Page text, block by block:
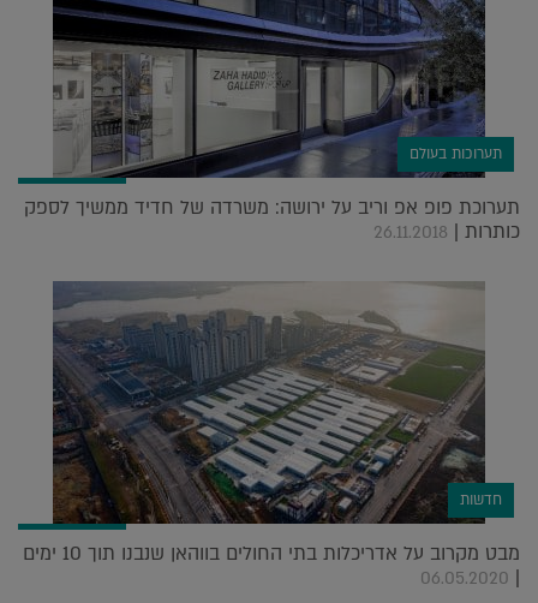
תערוכות בעולם
תערוכת פופ אפ וריב על ירושה: משרדה של חדיד ממשיך לספק
כותרות | 26.11.2018
חדשות
מבט מקרוב על אדריכלות בתי החולים בווהאן שנבנו תוך 10 ימים
|
06.05.2020